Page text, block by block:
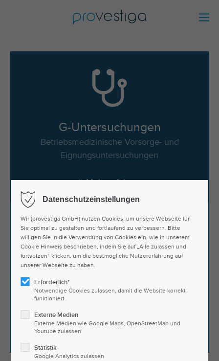
G-Untersuchungen
Betriebsmedizinische Vorsorge- und
Eignungsuntersuchungen
Mehr erfahren
Betriebsmedizin
Gesundheitlicher Arbeitsschutz
Datenschutzeinstellungen
Wir (provestiga GmbH) nutzen Cookies, um unsere Webseite für
Sie optimal zu gestalten und fortlaufend zu verbessern. Bitte
willigen Sie in die Verwendung von Cookies ein, wie in unserem
Cookie Hinweis beschrieben, indem Sie auf „Alle zulassen und
fortsetzen“ klicken, um die bestmögliche Nutzererfahrung auf
unserer Webseite zu haben.
Erforderlich*
Notwendige Cookies zulassen, damit die Website korrekt
funktioniert
Externe Medien
Externe Medien wie Google Maps, OpenStreetMap und
Youtube zulassen
Statistik
Google Analytics zulassen